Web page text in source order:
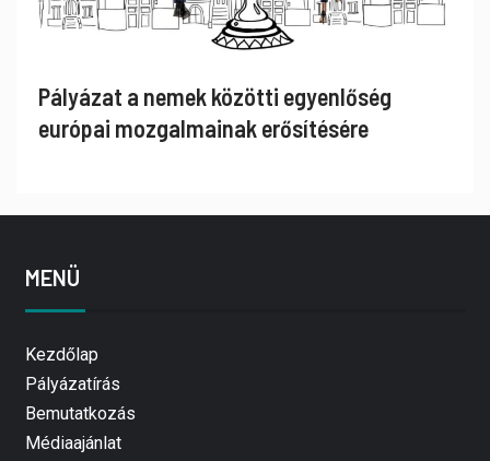
Pályázat a nemek közötti egyenlőség
európai mozgalmainak erősítésére
MENÜ
Kezdőlap
Pályázatírás
Bemutatkozás
Médiaajánlat